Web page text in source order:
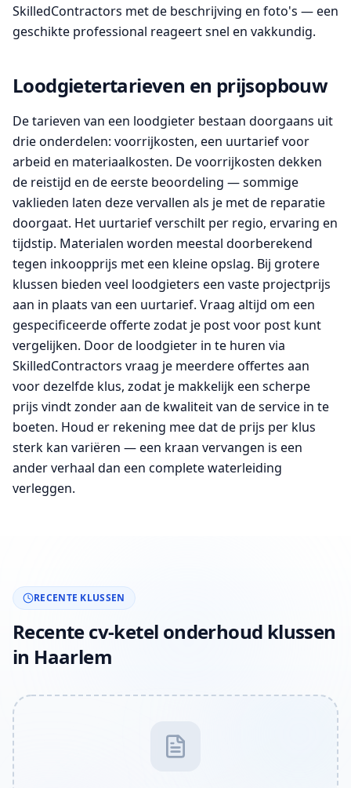
SkilledContractors met de beschrijving en foto's — een
geschikte professional reageert snel en vakkundig.
Loodgietertarieven en prijsopbouw
De tarieven van een loodgieter bestaan doorgaans uit
drie onderdelen: voorrijkosten, een uurtarief voor
arbeid en materiaalkosten. De voorrijkosten dekken
de reistijd en de eerste beoordeling — sommige
vaklieden laten deze vervallen als je met de reparatie
doorgaat. Het uurtarief verschilt per regio, ervaring en
tijdstip. Materialen worden meestal doorberekend
tegen inkoopprijs met een kleine opslag. Bij grotere
klussen bieden veel loodgieters een vaste projectprijs
aan in plaats van een uurtarief. Vraag altijd om een
gespecificeerde offerte zodat je post voor post kunt
vergelijken. Door de loodgieter in te huren via
SkilledContractors vraag je meerdere offertes aan
voor dezelfde klus, zodat je makkelijk een scherpe
prijs vindt zonder aan de kwaliteit van de service in te
boeten. Houd er rekening mee dat de prijs per klus
sterk kan variëren — een kraan vervangen is een
ander verhaal dan een complete waterleiding
verleggen.
RECENTE KLUSSEN
Recente cv-ketel onderhoud klussen
in Haarlem